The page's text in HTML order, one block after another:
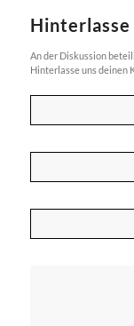
An der Diskussion
Hinterlasse uns deinen